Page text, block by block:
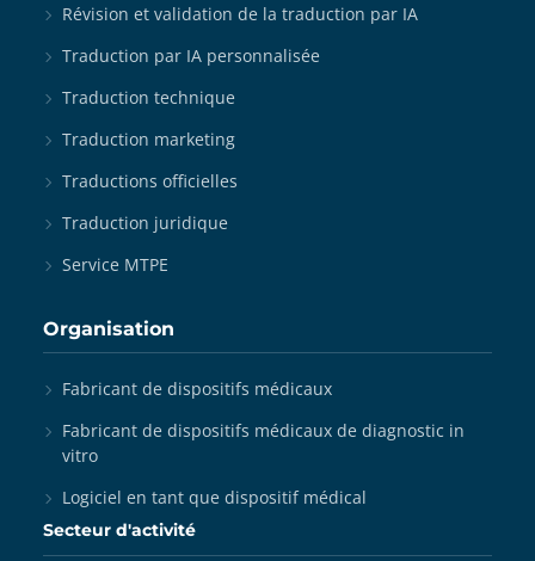
Révision et validation de la traduction par IA
Traduction par IA personnalisée
Traduction technique
Traduction marketing
Traductions officielles
Traduction juridique
Service MTPE
Organisation
Fabricant de dispositifs médicaux
Fabricant de dispositifs médicaux de diagnostic in
vitro
Logiciel en tant que dispositif médical
Secteur d'activité